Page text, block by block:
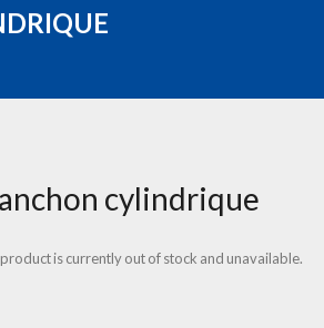
cylindrique
is currently out of stock and unavailable.